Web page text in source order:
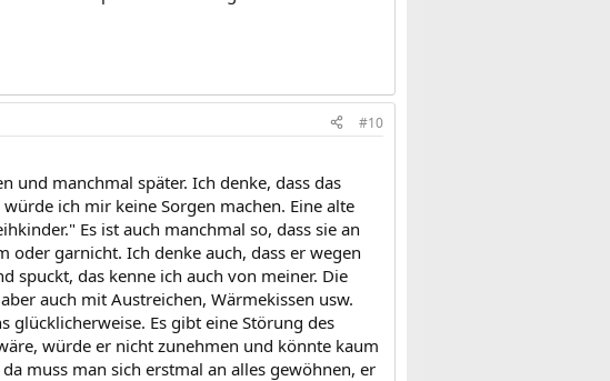
#10
und manchmal später. Ich denke, dass das
ich mir keine Sorgen machen. Eine alte
Es ist auch manchmal so, dass sie an
oder garnicht. Ich denke auch, dass er wegen
spuckt, das kenne ich auch von meiner. Die
auch mit Austreichen, Wärmekissen usw.
glücklicherweise. Es gibt eine Störung des
würde er nicht zunehmen und könnte kaum
muss man sich erstmal an alles gewöhnen, er